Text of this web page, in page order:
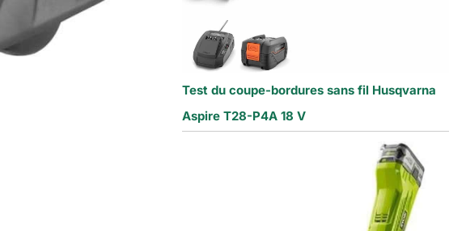
Test du coupe-bordures sans fil Husqvarna
Aspire T28-P4A 18 V